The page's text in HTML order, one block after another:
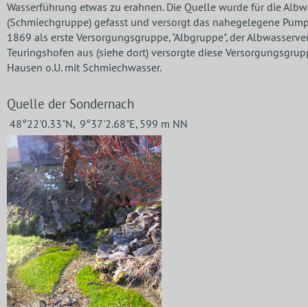
Wasserführung etwas zu erahnen. Die Quelle wurde für die
(Schmiechgruppe) gefasst und versorgt das nahegelegene
1869 als erste Versorgungsgruppe, "Albgruppe", der
Teuringshofen aus (siehe dort) versorgte diese
Hausen o.U. mit Schmiechwasser.
Quelle der Sondernach
48°22'0.33"N, 9°37'2.68"E, 599 m NN